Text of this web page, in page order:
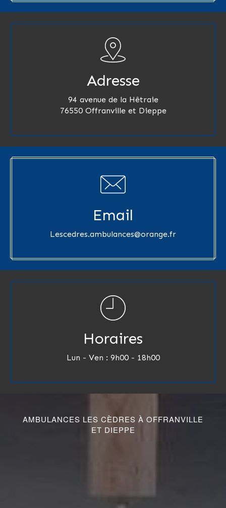
Adresse
94 avenue de la Hêtraie
76550 Offranville et Dieppe
Email
Lescedres.ambulances@orange.fr
Horaires
Lun - Ven : 9h00 - 18h00
AMBULANCES LES CÈDRES À OFFRANVILLE
ET DIEPPE